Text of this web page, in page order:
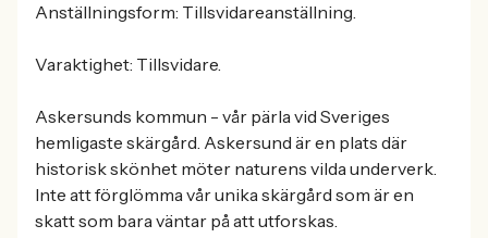
Anställningsform: Tillsvidareanställning.
Varaktighet: Tillsvidare.
Askersunds kommun - vår pärla vid Sveriges
hemligaste skärgård. Askersund är en plats där
historisk skönhet möter naturens vilda underverk.
Inte att förglömma vår unika skärgård som är en
skatt som bara väntar på att utforskas.